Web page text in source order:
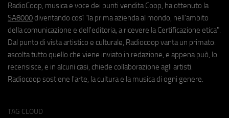
RadioCoop, musica e voce dei punti vendita Coop, ha ottenuto la
SA8000 diventando così "la prima azienda al mondo, nell'ambito
della comunicazione e dell'editoria, a ricevere la Certificazione etica".
Dal punto di vista artistico e culturale, Radiocoop vanta un primato:
ascolta tutto quello che viene inviato in redazione, e appena può, lo
recensisce, e in alcuni casi, chiede collaborazione agli artisti.
Radiocoop sostiene l'arte, la cultura e la musica di ogni genere.
TAG CLOUD